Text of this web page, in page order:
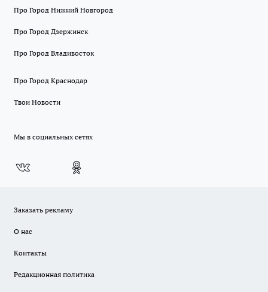
Про Город Нижний Новгород
Про Город Дзержинск
Про Город Владивосток
Про Город Краснодар
Твои Новости
Мы в социальных сетях
Заказать рекламу
О нас
Контакты
Редакционная политика